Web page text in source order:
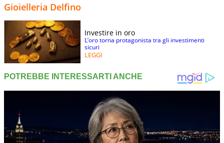
Gioielleria Delfino
Investire in oro
L’oro torna protagonista tra gli investimenti
sicuri
LEGGI